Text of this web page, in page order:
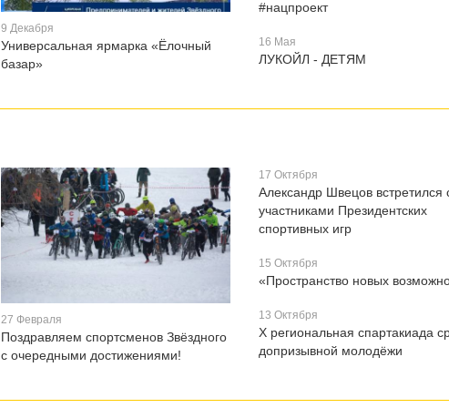
9 Декабря
Универсальная ярмарка «Ёлочный
базар»
#нацпроект
16 Мая
ЛУКОЙЛ - ДЕТЯМ
27 Февраля
Поздравляем спортсменов Звёздного
с очередными достижениями!
17 Октября
Александр Швецов встретился
участниками Президентских
спортивных игр
15 Октября
«Пространство новых
13 Октября
X региональная спартакиада
допризывной молодёжи